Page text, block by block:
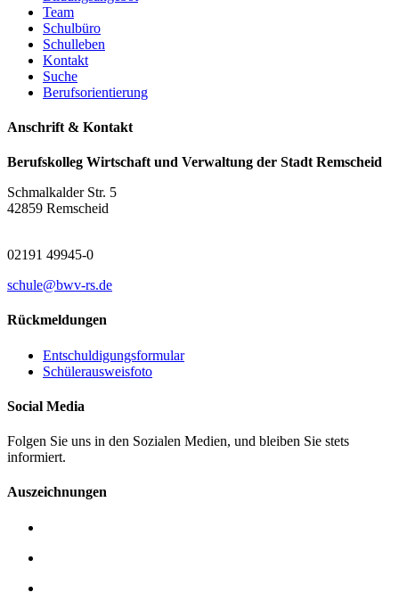
Team
Schulbüro
Schulleben
Kontakt
Suche
Berufsorientierung
Anschrift & Kontakt
Berufskolleg Wirtschaft und Verwaltung der Stadt Remscheid
Schmalkalder Str. 5
42859 Remscheid
02191 49945-0
schule@bwv-rs.de
Rückmeldungen
Entschuldigungsformular
Schülerausweisfoto
Social Media
Folgen Sie uns in den Sozialen Medien, und bleiben Sie stets
informiert.
Auszeichnungen